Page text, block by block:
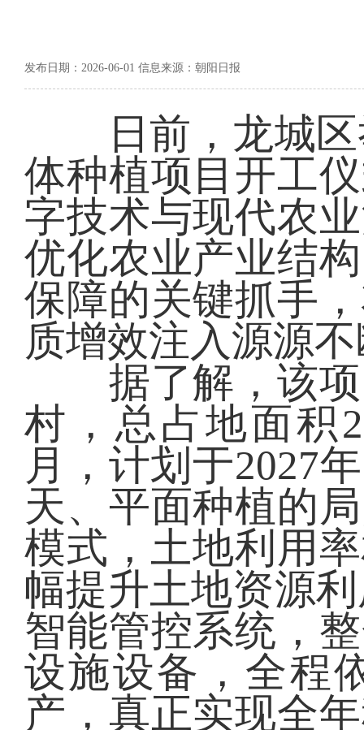
发布日期：2026-06-01 信息来源：朝阳日报
日前，龙城区
体种植项目开工
字技术与现代农
优化农业产业结
保障的关键抓手
质增效注入源源
据了解，该项
村，总占地面积
月，计划于2027
天、平面种植的
模式，土地利用
幅提升土地资源
智能管控系统，
设施设备，全程
产，真正实现全